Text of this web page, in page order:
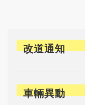
改道通知
車輛異動